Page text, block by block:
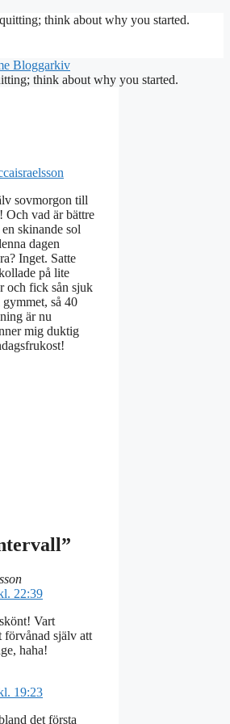
think about why you started.
Bloggarkiv
sovmorgon till
Och vad är bättre
skinande sol
dagen
Inget. Satte
på lite
och fick sån sjuk
så 40
är nu
mig duktig
22:39
Vart
själv att
haha!
19:23
det första